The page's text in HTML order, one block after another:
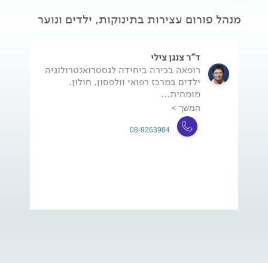
מנהל פורום עצירות בתינוקות, ילדים ונוער
ד"ר צנגן צילי
רופאה בכירה ביחידה לגסטרואנטרולוגיה
ילדים במרכז רפואי וולפסון, חולון.
מומחית...
המשך >
08-9263984